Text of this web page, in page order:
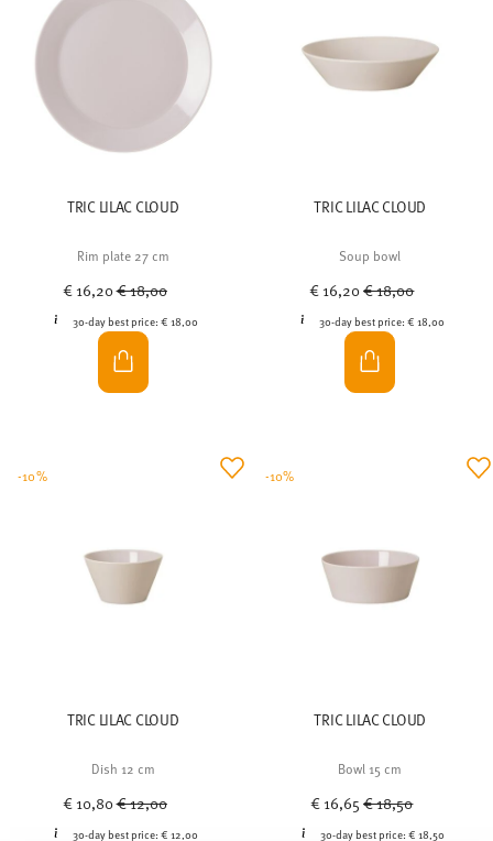
TRIC LILAC CLOUD
Rim plate 27 cm
€ 16,20Price reduced from
€ 18,00
30-day best price: € 18,00
TRIC LILAC CLOUD
Soup bowl
€ 16,20Price reduced from
€ 18,00
30-day best price:€ 18,00
TRIC LILAC CLOUD
Dish 12 cm
€ 10,80Price reduced from
€ 12,00
30-day best price: € 12,00
-10%
TRIC LILAC CLOUD
Bowl 15 cm
€ 16,65Price reduced from
€ 18,50
30-day best price: € 18,50
-10%